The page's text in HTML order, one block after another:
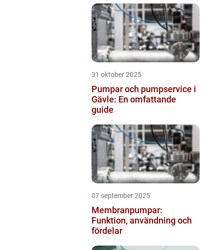
31 oktober 2025
Pumpar och pumpservice i
Gävle: En omfattande
guide
07 september 2025
Membranpumpar:
Funktion, användning och
fördelar